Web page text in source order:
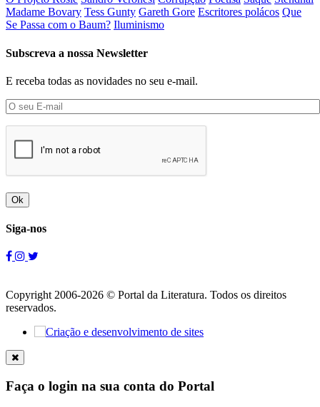
Madame Bovary Tess Gunty Gareth Gore Escritores polácos Que
Se Passa com o Baum? Iluminismo
Subscreva a nossa Newsletter
E receba todas as novidades no seu e-mail.
Ok
Siga-nos
Copyright 2006-2026 © Portal da Literatura. Todos os direitos
reservados.
Faça o login na sua conta do Portal